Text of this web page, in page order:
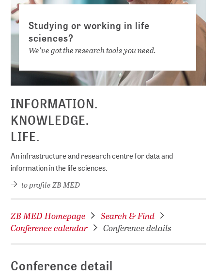
Studying or working in life
sciences?
We've got the research tools you need.
INFORMATION.
KNOWLEDGE.
LIFE.
An infrastructure and research centre for data and
information in the life sciences.
to profile ZB MED
ZB MED Homepage
Search & Find
Conference calendar
Conference details
Conference detail